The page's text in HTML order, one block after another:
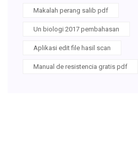
Makalah perang salib pdf
Un biologi 2017 pembahasan
Aplikasi edit file hasil scan
Manual de resistencia gratis pdf